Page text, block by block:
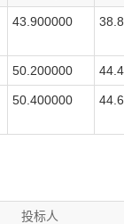
43.900000
50.200000
50.400000
投标人